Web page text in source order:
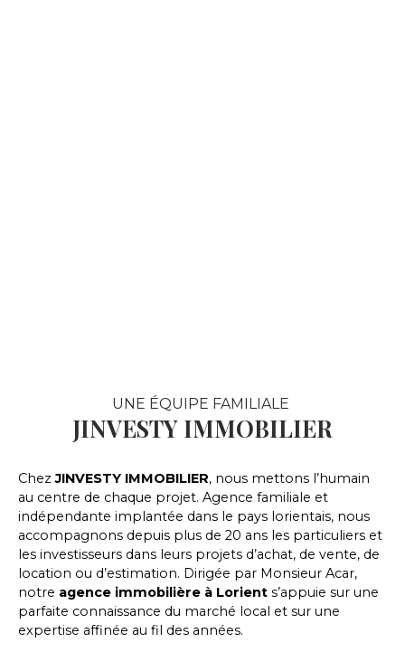
UNE ÉQUIPE FAMILIALE
JINVESTY IMMOBILIER
ChezJINVESTY IMMOBILIER, nous mettons l’humain
au centre de chaque projet. Agence familiale et
indépendante implantée dans le pays lorientais, nous
accompagnons depuis plus de 20 ans les particuliers et
les investisseurs dans leurs projets d’achat, de vente, de
location ou d’estimation. Dirigée par Monsieur Acar,
notre agence immobilière à Lorient s’appuie sur une
parfaite connaissance du marché local et sur une
expertise affinée au fil des années.